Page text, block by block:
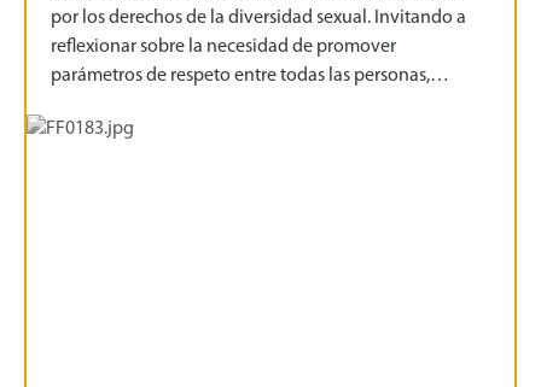
por los derechos de la diversidad sexual. Invitando a
reflexionar sobre la necesidad de promover
parámetros de respeto entre todas las personas,…